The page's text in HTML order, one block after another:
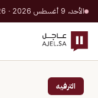
الأحد، 9 أغسطس 2026 · 26 صفر 1448 هـ
الترفيه